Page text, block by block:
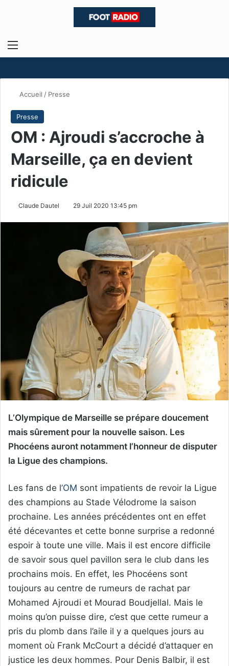
Menu
Accueil / Presse
Presse
OM : Ajroudi s’accroche à
Marseille, ça en devient
ridicule
Claude Dautel 29 Juil 2020 13:45 pm
L’Olympique de Marseille se prépare doucement
mais sûrement pour la nouvelle saison. Les
Phocéens auront notamment l’honneur de disputer
la Ligue des champions.
Les fans de l’OM sont impatients de revoir la Ligue
des champions au Stade Vélodrome la saison
prochaine. Les années précédentes ont en effet
été décevantes et cette bonne surprise a redonné
espoir à toute une ville. Mais il est encore difficile
de savoir sous quel pavillon sera le club dans les
prochains mois. En effet, les Phocéens sont
toujours au centre de rumeurs de rachat par
Mohamed Ajroudi et Mourad Boudjellal. Mais le
moins qu’on puisse dire, c’est que cette rumeur a
pris du plomb dans l’aile il y a quelques jours au
moment où Frank McCourt a décidé d’attaquer en
justice les deux hommes. Pour Denis Balbir, il est